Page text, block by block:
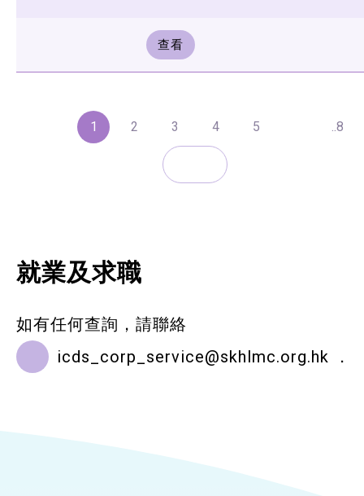
查看
1 2 3 4 5 ..8
就業及求職
如有任何查詢，請聯絡
icds_corp_service@skhlmc.org.hk ．